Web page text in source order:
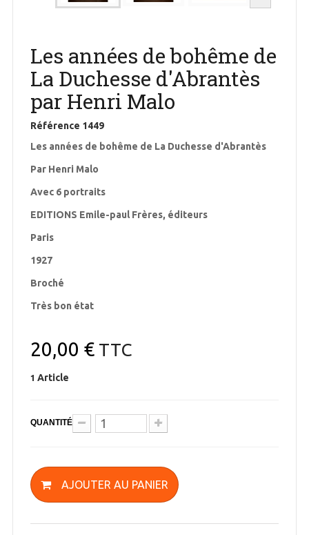
Les années de bohême de
La Duchesse d'Abrantès
par Henri Malo
Référence 1449
Les années de bohême de La Duchesse d'Abrantès
Par Henri Malo
Avec 6 portraits
EDITIONS Emile-paul Frères, éditeurs
Paris
1927
Broché
Très bon état
20,00 €TTC
1 Article
QUANTITÉ
AJOUTER AU PANIER